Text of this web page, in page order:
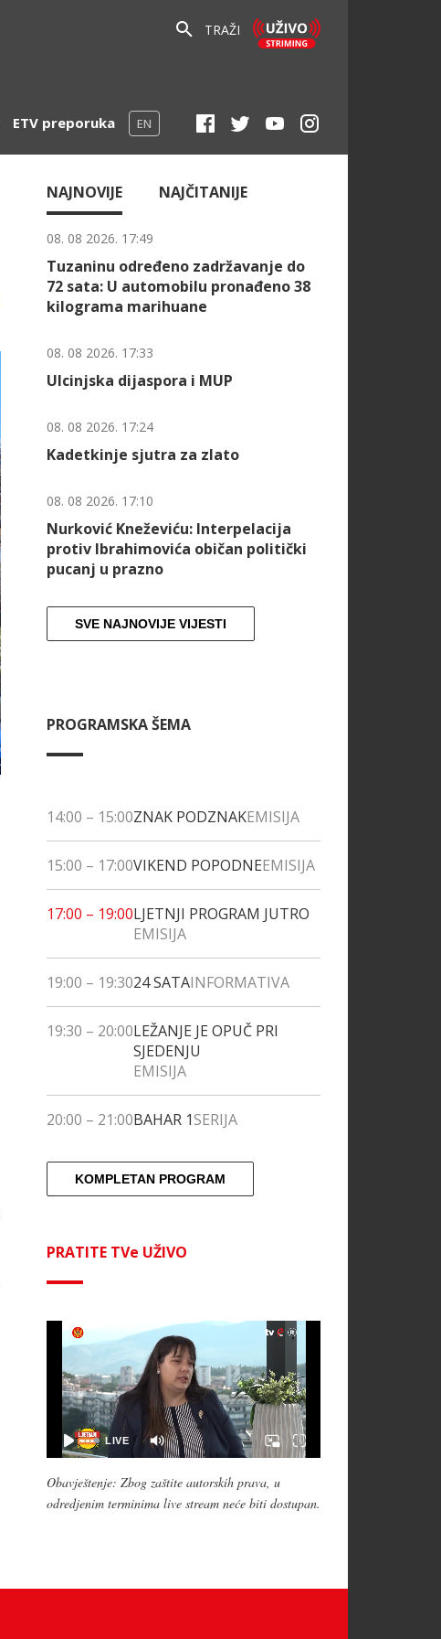
TRAŽI
ETV preporuka EN
NAJNOVIJE NAJČITANIJE
08. 08 2026. 17:49
Tuzaninu određeno zadržavanje do
72 sata: U automobilu pronađeno 38
kilograma marihuane
08. 08 2026. 17:33
Ulcinjska dijaspora i MUP
08. 08 2026. 17:24
Kadetkinje sjutra za zlato
08. 08 2026. 17:10
Nurković Kneževiću: Interpelacija
protiv Ibrahimovića običan politički
pucanj u prazno
SVE NAJNOVIJE VIJESTI
PROGRAMSKA ŠEMA
14:00 – 15:00ZNAK PODZNAKEMISIJA
15:00 – 17:00VIKEND POPODNEEMISIJA
17:00 – 19:00LJETNJI PROGRAM JUTRO
EMISIJA
19:00 – 19:3024 SATAINFORMATIVA
19:30 – 20:00LEŽANJE JE OPUČ PRI
SJEDENJU
EMISIJA
20:00 – 21:00BAHAR 1SERIJA
KOMPLETAN PROGRAM
PRATITE TVe UŽIVO
Obavještenje: Zbog zaštite autorskih prava, u
odredjenim terminima live stream neće biti dostupan.